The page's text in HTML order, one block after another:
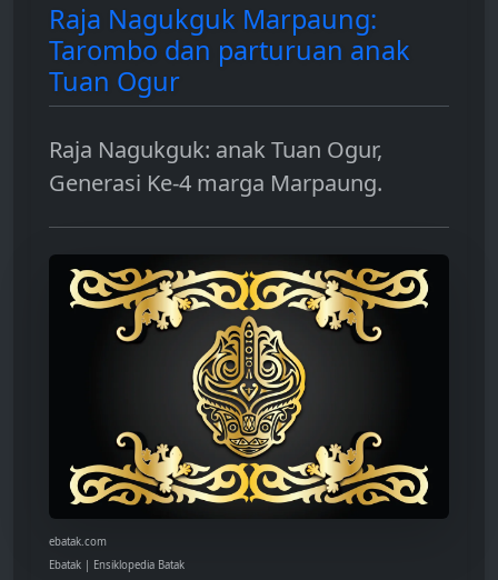
Raja Nagukguk Marpaung:
Tarombo dan parturuan anak
Tuan Ogur
Raja Nagukguk: anak Tuan Ogur,
Generasi Ke-4 marga Marpaung.
ebatak.com
Ebatak | Ensiklopedia Batak